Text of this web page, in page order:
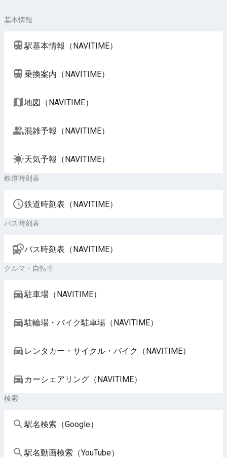
基本情報
駅基本情報（NAVITIME）
乗換案内（NAVITIME）
地図（NAVITIME）
混雑予報（NAVITIME）
天気予報（NAVITIME）
鉄道時刻表
鉄道時刻表（NAVITIME）
バス時刻表
バス時刻表（NAVITIME）
クルマ・自転車
駐車場（NAVITIME）
駐輪場・バイク駐車場（NAVITIME）
レンタカー・サイクル・バイク（NAVITIME）
カーシェアリング（NAVITIME）
検索
駅名検索（Google）
駅名動画検索（YouTube）